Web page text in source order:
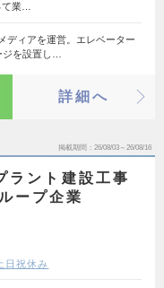
業…
ディアを運営。エレベーター
を設置し…
詳細へ
掲載期間 26/08/03～26/08/16
ラント建設工事
ープ企業
日祝休み